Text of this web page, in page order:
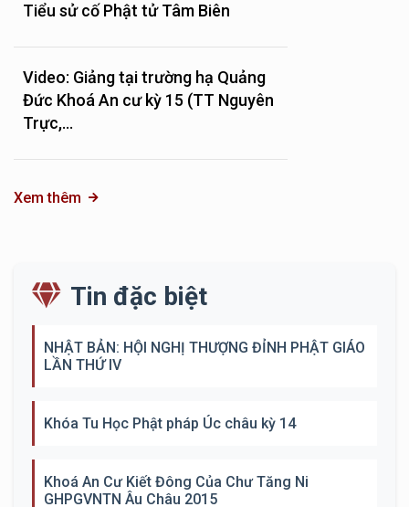
Tiểu sử cố Phật tử Tâm Biên
Video: Giảng tại trường hạ Quảng
Đức Khoá An cư kỳ 15 (TT Nguyên
Trực,...
Xem thêm
Tin đặc biệt
NHẬT BẢN: HỘI NGHỊ THƯỢNG ĐỈNH PHẬT GIÁO
LẦN THỨ IV
Khóa Tu Học Phật pháp Úc châu kỳ 14
Khoá An Cư Kiết Đông Của Chư Tăng Ni
GHPGVNTN Âu Châu 2015